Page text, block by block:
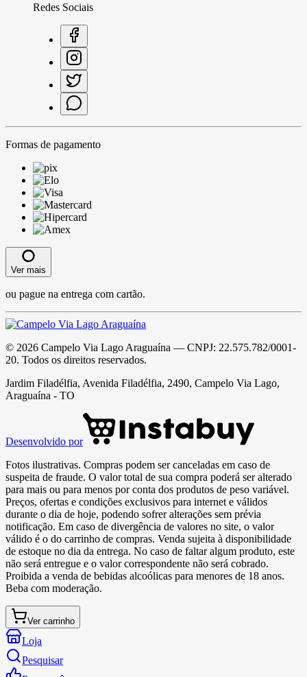
Redes Sociais
Formas de pagamento
Ver mais
ou pague na entrega com cartão.
© 2026 Campelo Via Lago Araguaína — CNPJ: 22.575.782/0001-
20. Todos os direitos reservados.
Jardim Filadélfia, Avenida Filadélfia, 2490, Campelo Via Lago,
Araguaína - TO
Desenvolvido por
Fotos ilustrativas. Compras podem ser canceladas em caso de
suspeita de fraude. O valor total de sua compra poderá ser alterado
para mais ou para menos por conta dos produtos de peso variável.
Preços, ofertas e condições exclusivos para internet e válidos
durante o dia de hoje, podendo sofrer alterações sem prévia
notificação. Em caso de divergência de valores no site, o valor
válido é o do carrinho de compras. Venda sujeita à disponibilidade
de estoque no dia da entrega. No caso de faltar algum produto, este
não será entregue e o valor correspondente não será cobrado.
Proibida a venda de bebidas alcoólicas para menores de 18 anos.
Beba com moderação.
Ver carrinho
Loja
Pesquisar